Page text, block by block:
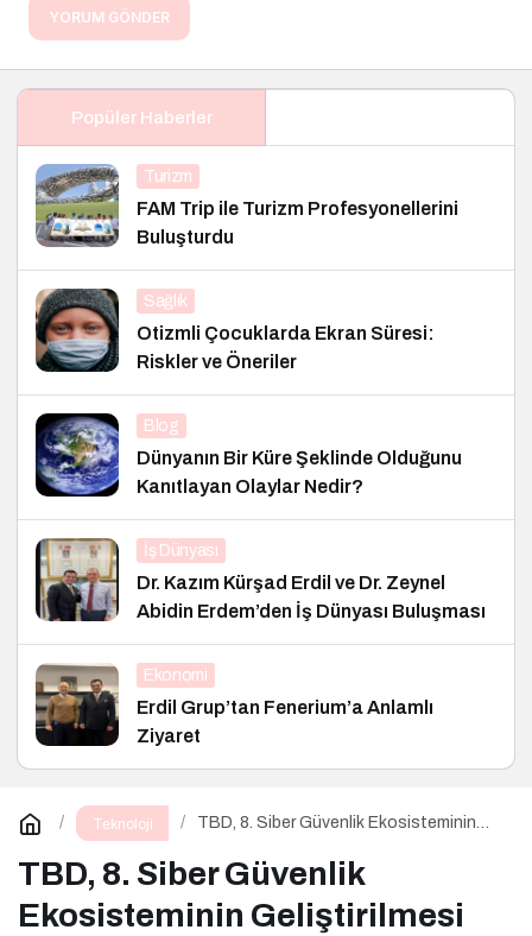
YORUM GÖNDER
Popüler Haberler
Turizm
FAM Trip ile Turizm Profesyonellerini
Buluşturdu
Sağlık
Otizmli Çocuklarda Ekran Süresi:
Riskler ve Öneriler
Blog
Dünyanın Bir Küre Şeklinde Olduğunu
Kanıtlayan Olaylar Nedir?
İş Dünyası
Dr. Kazım Kürşad Erdil ve Dr. Zeynel
Abidin Erdem’den İş Dünyası Buluşması
Ekonomi
Erdil Grup’tan Fenerium’a Anlamlı
Ziyaret
Teknoloji
TBD, 8. Siber Güvenlik Ekosisteminin
TBD, 8. Siber Güvenlik
Ekosisteminin Geliştirilmesi